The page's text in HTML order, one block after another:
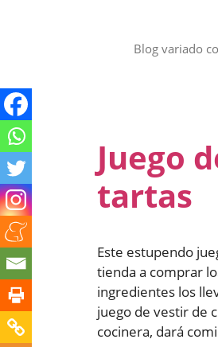
Blog variado
Juego
tartas
Este estupendo
tienda a comprar
ingredientes los
juego de vestir de
cocinera, dará